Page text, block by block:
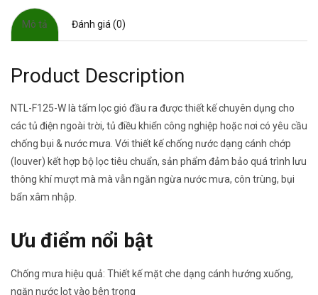
Mô tả Đánh giá (0)
Product Description
NTL-F125-W là tấm lọc gió đầu ra được thiết kế chuyên dụng cho
các tủ điện ngoài trời, tủ điều khiển công nghiệp hoặc nơi có yêu cầu
chống bụi & nước mưa. Với thiết kế chống nước dạng cánh chớp
(louver) kết hợp bộ lọc tiêu chuẩn, sản phẩm đảm bảo quá trình lưu
thông khí mượt mà mà vẫn ngăn ngừa nước mưa, côn trùng, bụi
bẩn xâm nhập.
Ưu điểm nổi bật
Chống mưa hiệu quả: Thiết kế mặt che dạng cánh hướng xuống,
ngăn nước lọt vào bên trong